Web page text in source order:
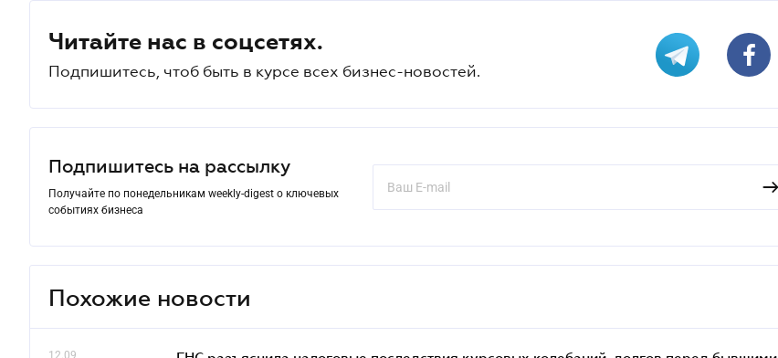
Читайте нас в соцсетях.
Подпишитесь, чтоб быть в курсе всех бизнес-новостей.
Подпишитесь на рассылку
Получайте по понедельникам weekly-digest о ключевых
событиях бизнеса
Похожие новости
12.09